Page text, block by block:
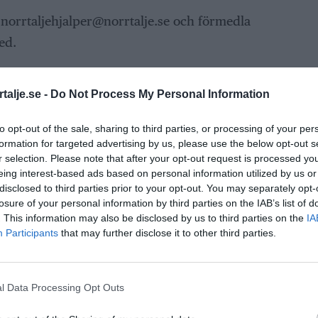
- Do Not Process My Personal Information
opt-out of the sale, sharing to third parties, or processing of your
for targeted advertising by us, please use the below opt-out
selection. Please note that after your opt-out request is processed
interest-based ads based on personal information utilized by us
to third parties prior to your opt-out. You may separately
of your personal information by third parties on the IAB’s list of
This information may also be disclosed by us to third parties on the
Participants that may further disclose it to other third parties.
Data Processing Opt Outs
och förmedla
ANNONS
ANNONS